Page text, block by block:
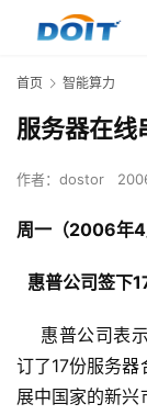
首页 智能算力
服务器在线
作者： dostor
周一（2006年4
惠普公司签下
惠普公司表示
订了17份服务
展中国家的新兴